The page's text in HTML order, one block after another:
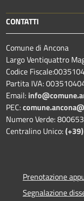
CONTATTI
Comune di Ancona
Largo Ventiquattro
Codice
Partita IVA:
Email:
PEC:
Numero Verde:
Centralino Unico:
Prenotazione
Segnalazione